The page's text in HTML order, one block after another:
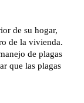
de su hogar,
de la vivienda.
de plagas
que las plagas